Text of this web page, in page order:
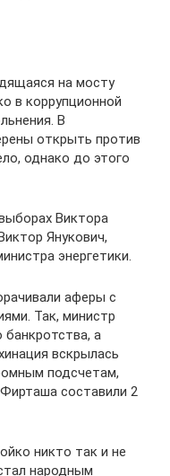
на мосту
в коррупционной
В
открыть против
однако до этого
Виктора
Янукович,
энергетики.
аферы с
Так, министр
а
вскрылась
подсчетам,
составили 2
никто так и не
народным